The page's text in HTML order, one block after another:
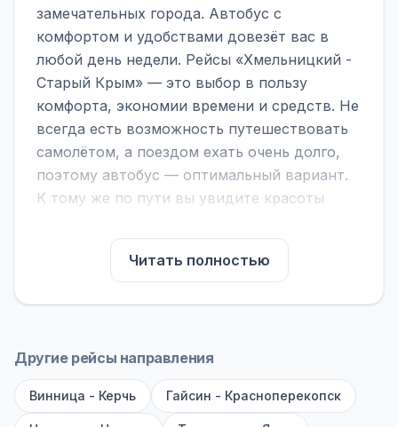
замечательных города. Автобус с
комфортом и удобствами довезёт вас в
любой день недели. Рейсы «Хмельницкий -
Старый Крым» — это выбор в пользу
комфорта, экономии времени и средств. Не
всегда есть возможность путешествовать
самолётом, а поездом ехать очень долго,
поэтому автобус — оптимальный вариант.
К тому же по пути вы увидите красоты
На нашем сайте вы можете найти
расписание автобусов Хмельницкий -
Старый Крым, сравнить рейсы и выбрать
обратите внимание на микроавтобусы (8–18
большие автобусы (от 40 мест): у них лучше
подвеска и дорога ощущается меньше.
Читать полностью
Другие рейсы направления
Винница - Керчь Гайсин - Красноперекопск